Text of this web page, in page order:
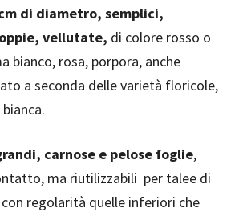
di diametro, semplici,
vellutate, di colore rosso o
bianco, rosa, porpora, anche
a seconda delle varietà floricole,
carnose e pelose foglie,
ma riutilizzabili per talee di
regolarità quelle inferiori che